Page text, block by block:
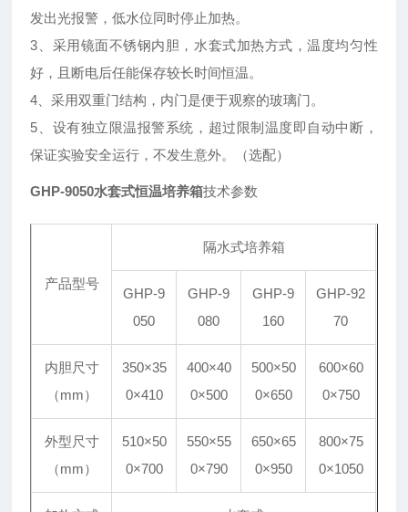
发出光报警，低水位同时停止加热。
3、采用镜面不锈钢内胆，水套式加热方式，温度均匀性
好，且断电后任能保存较长时间恒温。
4、采用双重门结构，内门是便于观察的玻璃门。
5、设有独立限温报警系统，超过限制温度即自动中断，
保证实验安全运行，不发生意外。（选配）
GHP-9050水套式恒温培养箱技术参数
产品型号
隔水式培养箱
GHP-9
050
GHP-9
080
GHP-9
160
GHP-92
70
内胆尺寸
（mm）
350×35
0×410
400×40
0×500
500×50
0×650
600×60
0×750
外型尺寸
（mm）
510×50
0×700
550×55
0×790
650×65
0×950
800×75
0×1050